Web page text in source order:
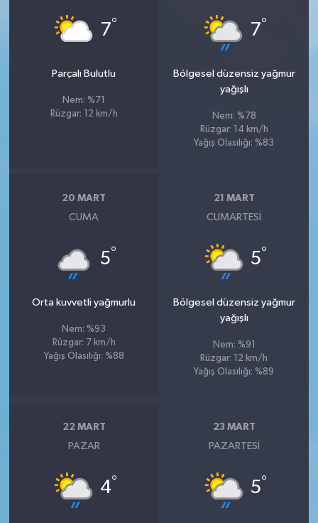
7°
Parçalı Bulutlu
Nem: %71
Rüzgar: 12 km/h
7°
Bölgesel düzensiz yağmur
yağışlı
Nem: %78
Rüzgar: 14 km/h
Yağış Olasılığı: %83
20 MART
CUMA
5°
Orta kuvvetli yağmurlu
Nem: %93
Rüzgar: 7 km/h
Yağış Olasılığı: %88
21 MART
CUMARTESI
5°
Bölgesel düzensiz yağmur
yağışlı
Nem: %91
Rüzgar: 12 km/h
Yağış Olasılığı: %89
22 MART
PAZAR
4°
23 MART
PAZARTESI
5°